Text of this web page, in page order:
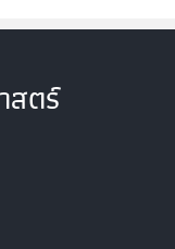
สตร์